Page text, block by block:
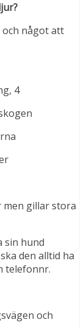
och något att
4
men gillar stora
sin hund
den alltid ha
telefonnr.
och